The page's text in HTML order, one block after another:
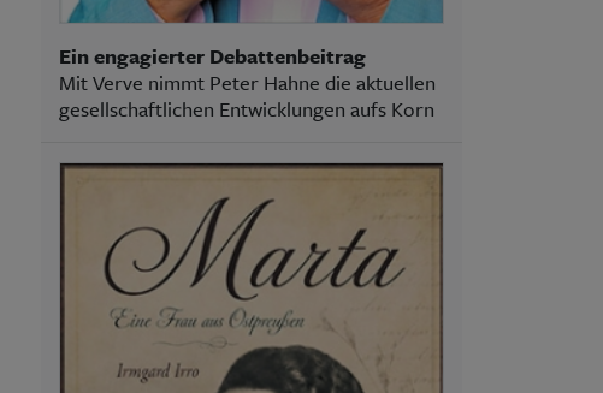
Ein engagierter Debattenbeitrag
Mit Verve nimmt Peter Hahne die aktuellen
gesellschaftlichen Entwicklungen aufs Korn